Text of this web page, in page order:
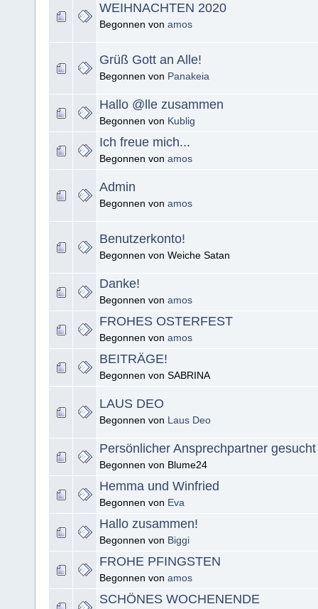
WEIHNACHTEN 2020
Begonnen von amos
Grüß Gott an Alle!
Begonnen von Panakeia
Hallo @lle zusammen
Begonnen von Kublig
Ich freue mich...
Begonnen von amos
Admin
Begonnen von amos
Benutzerkonto!
Begonnen von Weiche Satan
Danke!
Begonnen von amos
FROHES OSTERFEST
Begonnen von amos
BEITRÄGE!
Begonnen von SABRINA
LAUS DEO
Begonnen von Laus Deo
Persönlicher Ansprechpartner gesucht
Begonnen von Blume24
Hemma und Winfried
Begonnen von Eva
Hallo zusammen!
Begonnen von Biggi
FROHE PFINGSTEN
Begonnen von amos
SCHÖNES WOCHENENDE